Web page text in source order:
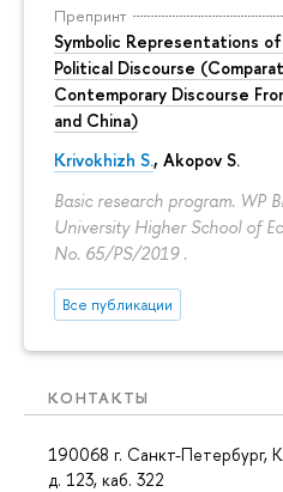
Препринт
Symbolic Representations
Political Discourse
Contemporary Discourse
and China)
Krivokhizh S., Akopov S.
Basic research program. WP
University Higher School of
No. 65/PS/2019 .
Все публикации
КОНТАКТЫ
190068 г. Санкт-Петербург,
д. 123, каб. 322